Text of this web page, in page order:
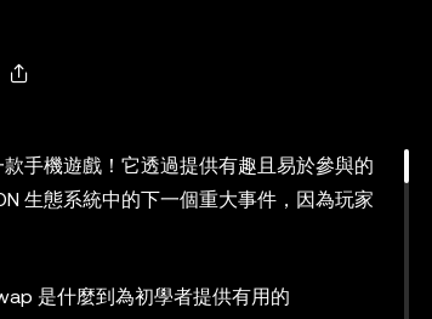
手機遊戲！它透過提供有趣且易於參與的
生態系統中的下一個重大事件，因為玩家
是什麼到為初學者提供有用的